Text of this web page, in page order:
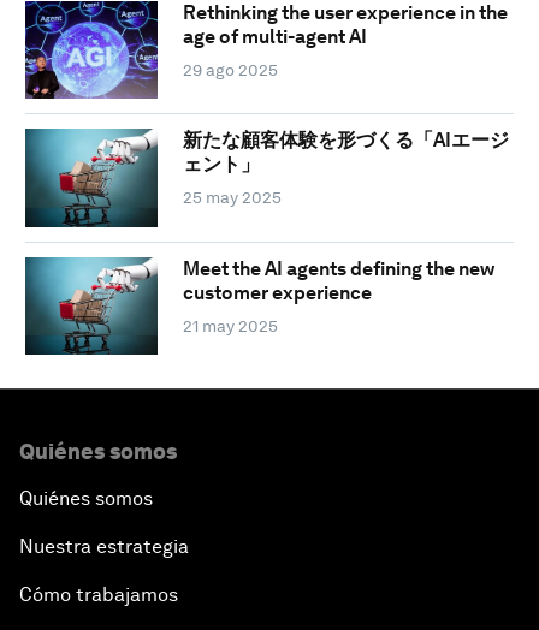
Rethinking the user experience in the
age of multi-agent AI
29 ago 2025
新たな顧客体験を形づくる「AIエージ
ェント」
25 may 2025
Meet the AI agents defining the new
customer experience
21 may 2025
Quiénes somos
Quiénes somos
Nuestra estrategia
Cómo trabajamos